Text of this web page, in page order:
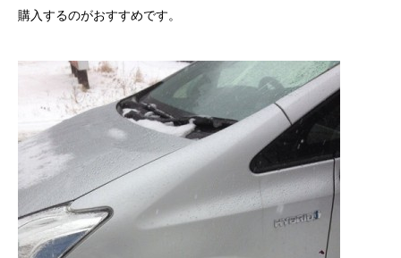
購入するのがおすすめです。